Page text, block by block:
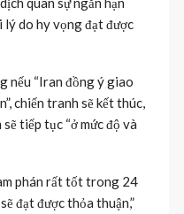
lý do hy vọng đạt được
nếu “Iran đồng ý giao
chiến tranh sẽ kết thúc,
tiếp tục “ở mức độ và
phán rất tốt trong 24
đạt được thỏa thuận,”